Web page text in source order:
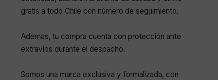
gratis a todo Chile con número de seguimiento.
Además, tu compra cuenta con protección ante
extravíos durante el despacho.
Somos una marca exclusiva y formalizada, con